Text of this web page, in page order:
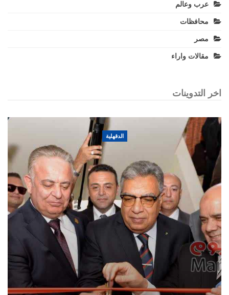
عرب وعالم
محافظات
مصر
مقالات واراء
اخر التدوينات
الدقهلية